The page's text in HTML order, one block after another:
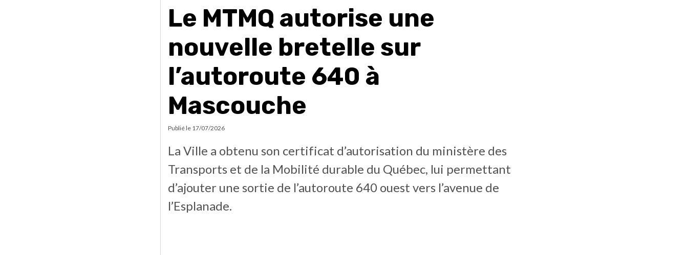
Le MTMQ autorise une
nouvelle bretelle sur
l’autoroute 640 à
Mascouche
Publié le 17/07/2026
La Ville a obtenu son certificat d’autorisation du ministère des
Transports et de la Mobilité durable du Québec, lui permettant
d’ajouter une sortie de l’autoroute 640 ouest vers l’avenue de
l’Esplanade.